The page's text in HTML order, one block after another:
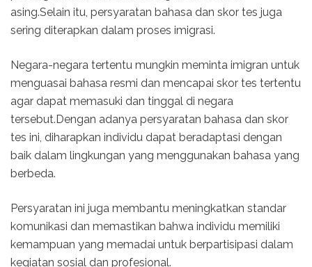
asing.Selain itu, persyaratan bahasa dan skor tes juga
sering diterapkan dalam proses imigrasi.
Negara-negara tertentu mungkin meminta imigran untuk
menguasai bahasa resmi dan mencapai skor tes tertentu
agar dapat memasuki dan tinggal di negara
tersebut.Dengan adanya persyaratan bahasa dan skor
tes ini, diharapkan individu dapat beradaptasi dengan
baik dalam lingkungan yang menggunakan bahasa yang
berbeda.
Persyaratan ini juga membantu meningkatkan standar
komunikasi dan memastikan bahwa individu memiliki
kemampuan yang memadai untuk berpartisipasi dalam
kegiatan sosial dan profesional.